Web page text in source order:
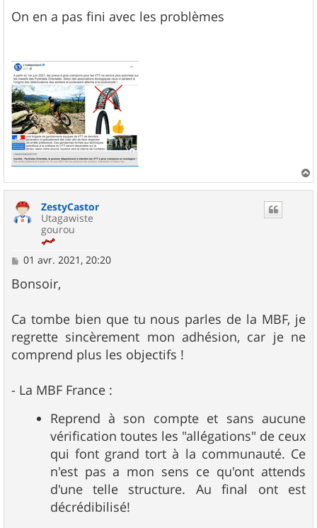
s
s
e
On en a pas fini avec les problèmes
a
ZestyCastor
Utagawiste
gourou
M
s
s
g
e
01 avr. 2021, 20:20
Bonsoir,
Ca tombe bien que tu nous parles de la MBF, je
regrette sincèrement mon adhésion, car je ne
comprend plus les objectifs !
- La MBF France :
Reprend à son compte et sans aucune
vérification toutes les "allégations" de ceux
qui font grand tort à la communauté. Ce
n'est pas a mon sens ce qu'ont attends
d'une telle structure. Au final ont est
décrédibilisé!